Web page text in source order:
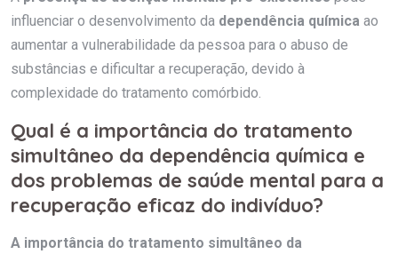
influenciar o desenvolvimento da dependência química ao
aumentar a vulnerabilidade da pessoa para o abuso de
substâncias e dificultar a recuperação, devido à
complexidade do tratamento comórbido.
Qual é a importância do tratamento
simultâneo da dependência química e
dos problemas de saúde mental para a
recuperação eficaz do indivíduo?
A importância do tratamento simultâneo da